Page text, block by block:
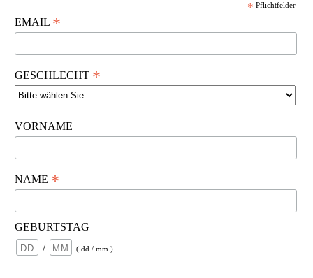
* Pflichtfelder
EMAIL *
GESCHLECHT *
VORNAME
NAME *
GEBURTSTAG
/
( dd / mm )